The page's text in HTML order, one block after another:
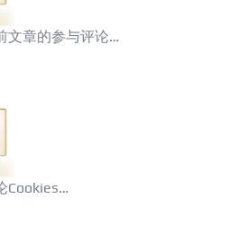
文章的参与评论…
Cookies…